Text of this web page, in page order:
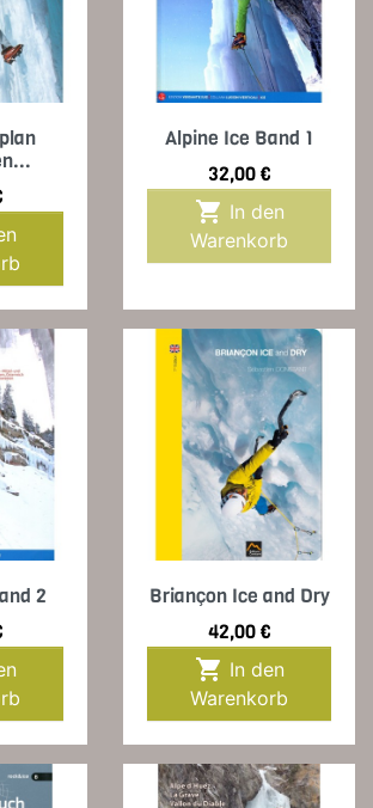
Alpine Ice Band 1
Preis
32,00 €

Warenkorb
2 Briançon Ice and Dry
Preis
42,00 €

Warenkorb